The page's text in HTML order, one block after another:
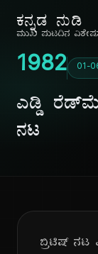
ಕನ್ನಡ ನುಡಿ
ಮುಖ ಪುಟದಿನ ವಿಶೇಷ
1982 01-
ಎಡ್ಡಿ
ನಟ
ಬ್ರಿಟಿಷ್ ನಟ